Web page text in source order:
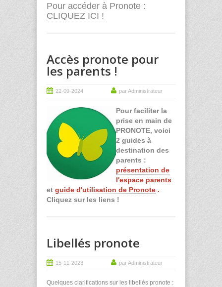
Pour accéder à Pronote :
CLIQUEZ ICI !
Accès pronote pour
les parents !
22-09-2024 par Administrateur
Pour faciliter la
prise en main de
PRONOTE, voici
2 guides à
destination des
parents :
présentation de
l'espace parents
et guide d'utilisation de Pronote .
Cliquez sur les liens !
Libellés pronote
15-11-2023 par Administrateur
Quelques clarifications sur les libellés pronote :